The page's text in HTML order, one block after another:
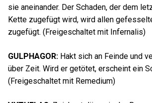
sie aneinander. Der Schaden, der dem
Kette zugefügt wird, wird allen
zugefügt. (Freigeschaltet mit Infernalis)
GULPHAGOR: Hakt sich an Feinde und
über Zeit. Wird er getötet, erscheint ein
(Freigeschaltet mit Remedium)